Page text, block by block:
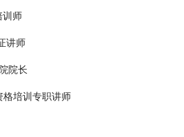
训师
讲师
院长
格培训专职讲师